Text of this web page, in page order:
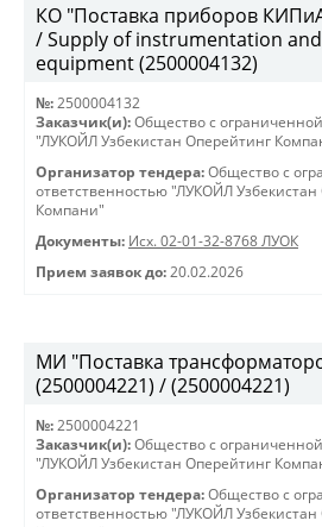
КО "Поставка приборов
/ Supply of instrumentation
equipment (2500004132)
№: 2500004132
Заказчик(и): Общество с
"ЛУКОЙЛ Узбекистан Оперейтинг
Организатор тендера: Общество с
ответственностью "ЛУКОЙЛ
Компани"
Документы: Исх. 02-01-32-8768 ЛУОК
Прием заявок до: 20.02.2026
МИ "Поставка
(2500004221) / (2500004221)
№: 2500004221
Заказчик(и): Общество с
"ЛУКОЙЛ Узбекистан Оперейтинг
Организатор тендера: Общество с
ответственностью "ЛУКОЙЛ